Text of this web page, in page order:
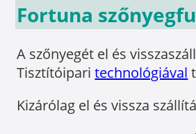
Fortuna
A szőnyegét el és
Tisztítóiparitechnológiával
Kizárólag el és vissza